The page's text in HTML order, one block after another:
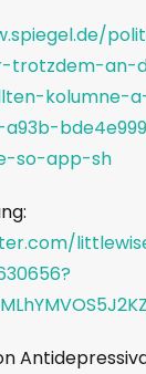
trotzdem-an-
kolumne-
so-app-sh